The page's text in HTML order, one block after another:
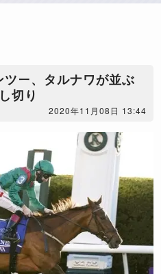
ー、タルナワが並ぶ
切り
2020年11月08日 13:44